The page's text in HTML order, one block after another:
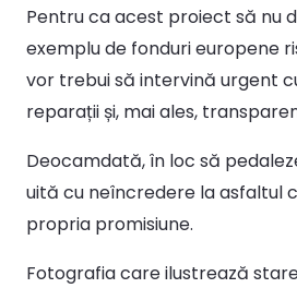
Pentru ca acest proiect să nu
exemplu de fonduri europene
vor trebui să intervină urgent
reparații și, mai ales,
Deocamdată, în loc să
uită cu neîncredere la asfaltul
propria promisiune.
Fotografia care ilustrează